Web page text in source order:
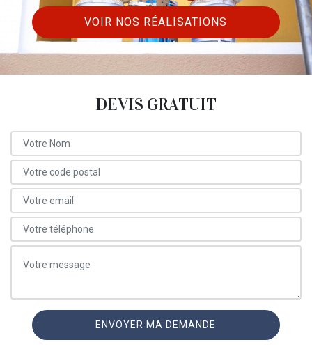
VOIR NOS RÉALISATIONS
DEVIS GRATUIT